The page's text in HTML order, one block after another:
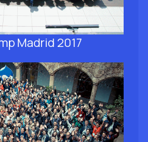
Madrid 2017